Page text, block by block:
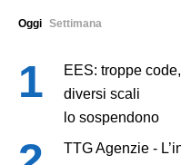
Oggi Settimana
EES: troppe code,
diversi scali
lo sospendono
TTG Agenzie -